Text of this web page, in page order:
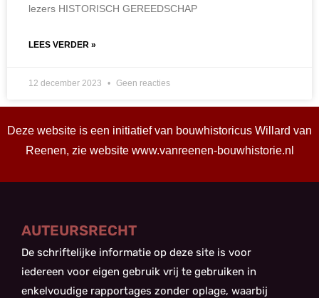
lezers HISTORISCH GEREEDSCHAP
LEES VERDER »
12 december 2023 Geen reacties
Deze website is een initiatief van bouwhistoricus Willard van
Reenen, zie website www.vanreenen-bouwhistorie.nl
AUTEURSRECHT
De schriftelijke informatie op deze site is voor
iedereen voor eigen gebruik vrij te gebruiken in
enkelvoudige rapportages zonder oplage, waarbij